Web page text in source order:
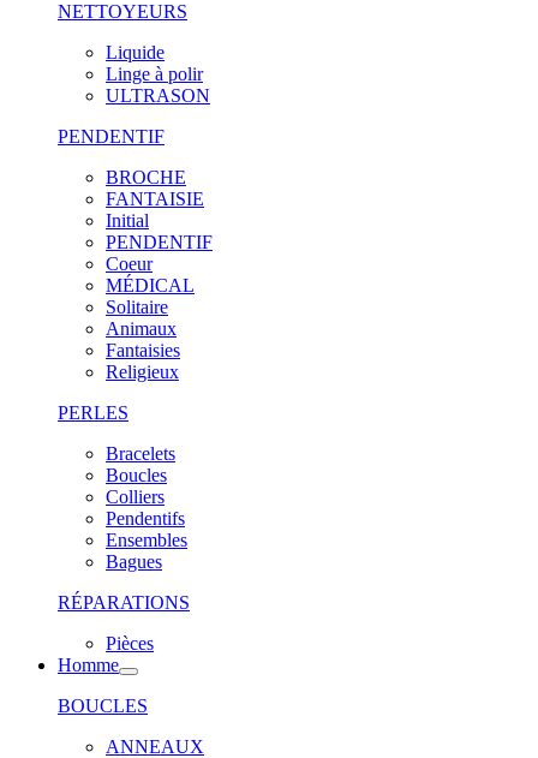
NETTOYEURS
Liquide
Linge à polir
ULTRASON
PENDENTIF
BROCHE
FANTAISIE
Initial
PENDENTIF
Coeur
MÉDICAL
Solitaire
Animaux
Fantaisies
Religieux
PERLES
Bracelets
Boucles
Colliers
Pendentifs
Ensembles
Bagues
RÉPARATIONS
Pièces
Homme
BOUCLES
ANNEAUX